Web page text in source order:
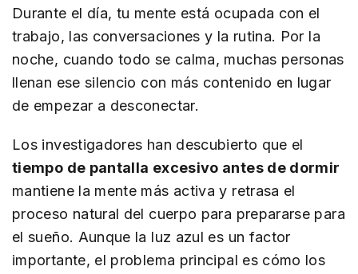
Durante el día, tu mente está ocupada con el
trabajo, las conversaciones y la rutina. Por la
noche, cuando todo se calma, muchas personas
llenan ese silencio con más contenido en lugar
de empezar a desconectar.
Los investigadores han descubierto que el
tiempo de pantalla excesivo antes de dormir
mantiene la mente más activa y retrasa el
proceso natural del cuerpo para prepararse para
el sueño. Aunque la luz azul es un factor
importante, el problema principal es cómo los